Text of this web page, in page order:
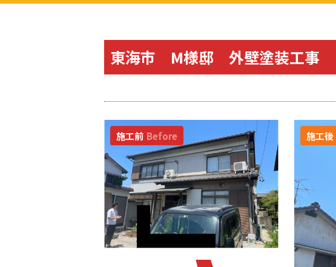
東海市 M様邸 外壁塗装工事
施工前 Before 施工後